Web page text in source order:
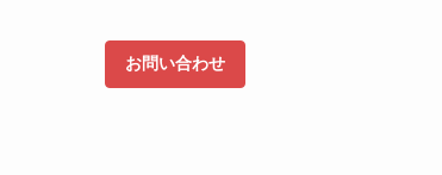
お問い合わせ